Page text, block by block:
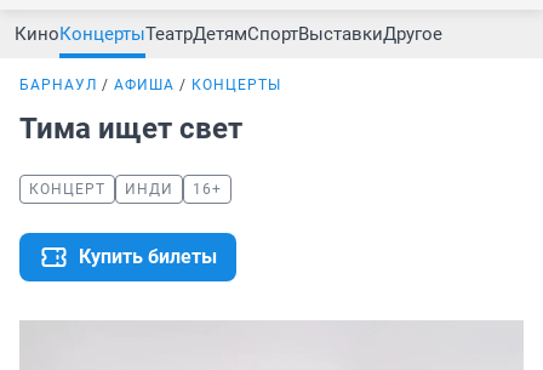
КиноКонцертыТеатрДетямСпортВыставкиДругое
БАРНАУЛ АФИША КОНЦЕРТЫ
Тима ищет свет
КОНЦЕРТ ИНДИ 16+
Купить билеты